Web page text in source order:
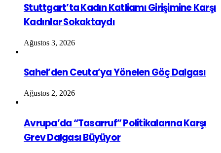
Stuttgart’ta Kadın Katliamı Girişimine Karşı
Kadınlar Sokaktaydı
Ağustos 3, 2026
Sahel’den Ceuta’ya Yönelen Göç Dalgası
Ağustos 2, 2026
Avrupa’da “Tasarruf” Politikalarına Karşı
Grev Dalgası Büyüyor